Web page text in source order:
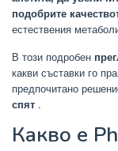
подобрите
естествения
В този подробен
какви съставки го
предпочитано
спят .
Какво е